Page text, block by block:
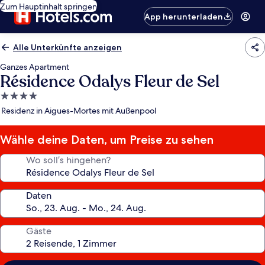
Zum Hauptinhalt springen
App herunterladen
Alle Unterkünfte anzeigen
Ganzes Apartment
Résidence Odalys Fleur de Sel
4.0-
Sterne-
Residenz in Aigues-Mortes mit Außenpool
Wähle deine Daten, um Preise zu sehen
Wo soll’s hingehen?
Daten
Gäste